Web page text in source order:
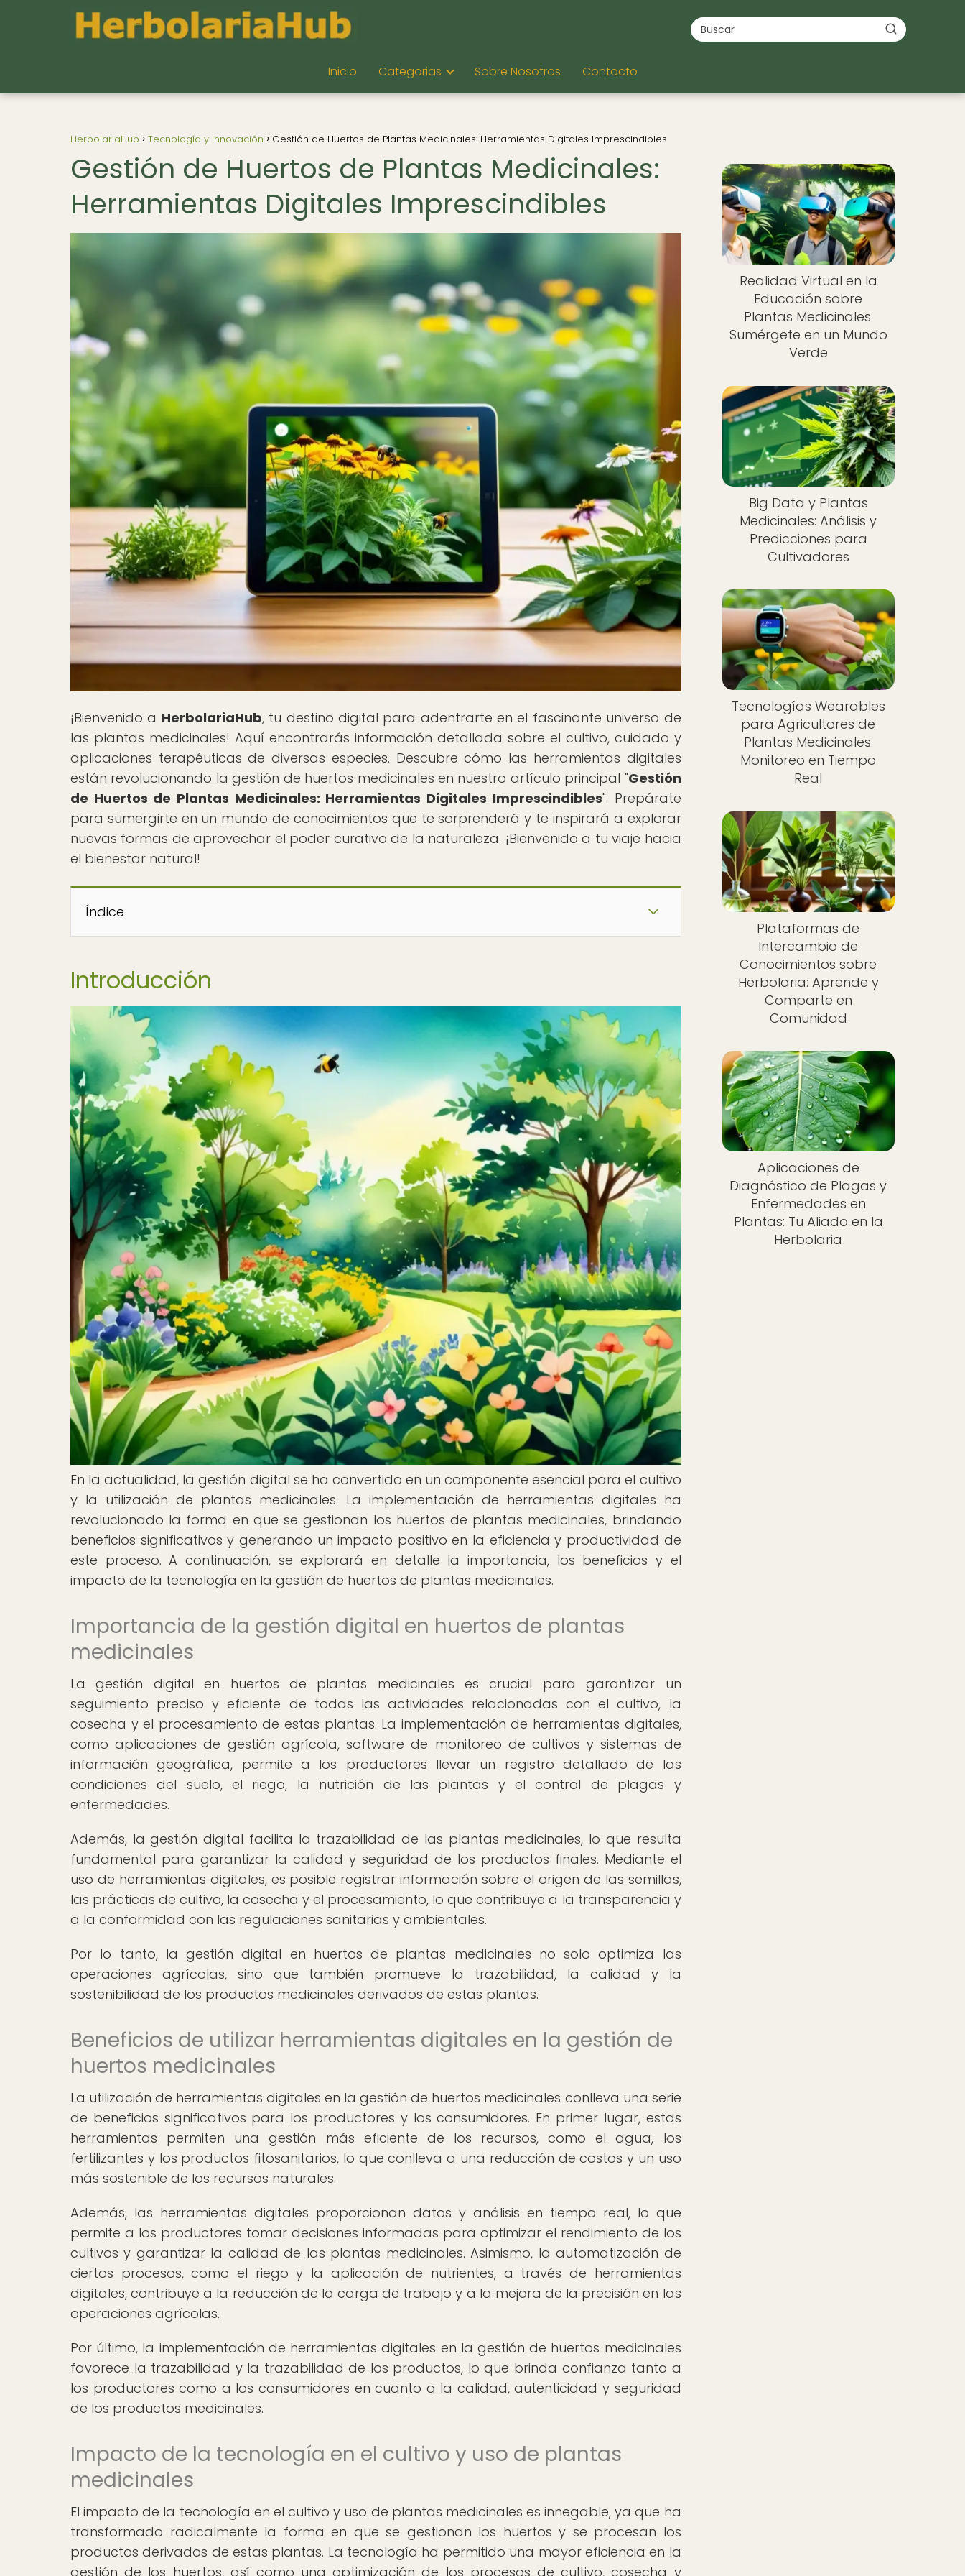
Inicio Categorias Sobre Nosotros Contacto
HerbolariaHub Tecnología y Innovación Gestión de Huertos de Plantas Medicinales: Herramientas Digitales Imprescindibles
Gestión de Huertos de Plantas Medicinales:
Herramientas Digitales Imprescindibles
¡Bienvenido a HerbolariaHub, tu destino digital para adentrarte en el fascinante universo de
las plantas medicinales! Aquí encontrarás información detallada sobre el cultivo, cuidado y
aplicaciones terapéuticas de diversas especies. Descubre cómo las herramientas digitales
están revolucionando la gestión de huertos medicinales en nuestro artículo principal "Gestión
de Huertos de Plantas Medicinales: Herramientas Digitales Imprescindibles". Prepárate
para sumergirte en un mundo de conocimientos que te sorprenderá y te inspirará a explorar
nuevas formas de aprovechar el poder curativo de la naturaleza. ¡Bienvenido a tu viaje hacia
el bienestar natural!
Índice
Introducción
En la actualidad, la gestión digital se ha convertido en un componente esencial para el cultivo
y la utilización de plantas medicinales. La implementación de herramientas digitales ha
revolucionado la forma en que se gestionan los huertos de plantas medicinales, brindando
beneficios significativos y generando un impacto positivo en la eficiencia y productividad de
este proceso. A continuación, se explorará en detalle la importancia, los beneficios y el
impacto de la tecnología en la gestión de huertos de plantas medicinales.
Importancia de la gestión digital en huertos de plantas
medicinales
La gestión digital en huertos de plantas medicinales es crucial para garantizar un
seguimiento preciso y eficiente de todas las actividades relacionadas con el cultivo, la
cosecha y el procesamiento de estas plantas. La implementación de herramientas digitales,
como aplicaciones de gestión agrícola, software de monitoreo de cultivos y sistemas de
información geográfica, permite a los productores llevar un registro detallado de las
condiciones del suelo, el riego, la nutrición de las plantas y el control de plagas y
enfermedades.
Además, la gestión digital facilita la trazabilidad de las plantas medicinales, lo que resulta
fundamental para garantizar la calidad y seguridad de los productos finales. Mediante el
uso de herramientas digitales, es posible registrar información sobre el origen de las semillas,
las prácticas de cultivo, la cosecha y el procesamiento, lo que contribuye a la transparencia y
a la conformidad con las regulaciones sanitarias y ambientales.
Por lo tanto, la gestión digital en huertos de plantas medicinales no solo optimiza las
operaciones agrícolas, sino que también promueve la trazabilidad, la calidad y la
sostenibilidad de los productos medicinales derivados de estas plantas.
Beneficios de utilizar herramientas digitales en la gestión de
huertos medicinales
La utilización de herramientas digitales en la gestión de huertos medicinales conlleva una serie
de beneficios significativos para los productores y los consumidores. En primer lugar, estas
herramientas permiten una gestión más eficiente de los recursos, como el agua, los
fertilizantes y los productos fitosanitarios, lo que conlleva a una reducción de costos y un uso
más sostenible de los recursos naturales.
Además, las herramientas digitales proporcionan datos y análisis en tiempo real, lo que
permite a los productores tomar decisiones informadas para optimizar el rendimiento de los
cultivos y garantizar la calidad de las plantas medicinales. Asimismo, la automatización de
ciertos procesos, como el riego y la aplicación de nutrientes, a través de herramientas
digitales, contribuye a la reducción de la carga de trabajo y a la mejora de la precisión en las
operaciones agrícolas.
Por último, la implementación de herramientas digitales en la gestión de huertos medicinales
favorece la trazabilidad y la trazabilidad de los productos, lo que brinda confianza tanto a
los productores como a los consumidores en cuanto a la calidad, autenticidad y seguridad
de los productos medicinales.
Impacto de la tecnología en el cultivo y uso de plantas
medicinales
El impacto de la tecnología en el cultivo y uso de plantas medicinales es innegable, ya que ha
transformado radicalmente la forma en que se gestionan los huertos y se procesan los
productos derivados de estas plantas. La tecnología ha permitido una mayor eficiencia en la
gestión de los huertos, así como una optimización de los procesos de cultivo, cosecha y
Realidad Virtual en la
Educación sobre
Plantas Medicinales:
Sumérgete en un Mundo
Verde
Big Data y Plantas
Medicinales: Análisis y
Predicciones para
Cultivadores
Tecnologías Wearables
para Agricultores de
Plantas Medicinales:
Monitoreo en Tiempo
Real
Plataformas de
Intercambio de
Conocimientos sobre
Herbolaria: Aprende y
Comparte en
Comunidad
Aplicaciones de
Diagnóstico de Plagas y
Enfermedades en
Plantas: Tu Aliado en la
Herbolaria